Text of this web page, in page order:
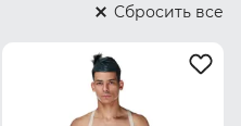
Cбросить все